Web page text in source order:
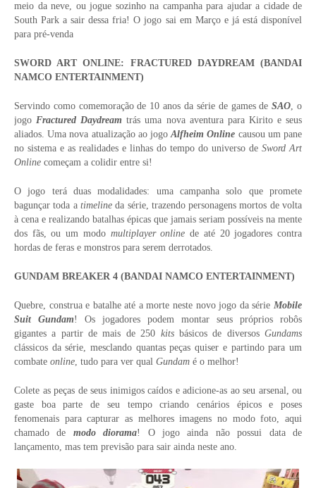
meio da neve, ou jogue sozinho na campanha para ajudar a cidade de
South Park a sair dessa fria! O jogo sai em Março e já está disponível
para pré-venda
SWORD ART ONLINE: FRACTURED DAYDREAM (BANDAI
NAMCO ENTERTAINMENT)
Servindo como comemoração de 10 anos da série de games deSAO, o
jogoFractured Daydream trás uma nova aventura para Kirito e seus
aliados. Uma nova atualização ao jogoAlfheim Online causou um pane
no sistema e as realidades e linhas do tempo do universo de Sword Art
Online começam a colidir entre si!
O jogo terá duas modalidades: uma campanha solo que promete
bagunçar toda a timelineda série, trazendo personagens mortos de volta
à cena e realizando batalhas épicas que jamais seriam possíveis na mente
dos fãs, ou um modo multiplayer onlinede até 20 jogadores contra
hordas de feras e monstros para serem derrotados.
GUNDAM BREAKER 4 (BANDAI NAMCO ENTERTAINMENT)
Quebre, construa e batalhe até a morte neste novo jogo da série Mobile
Suit Gundam! Os jogadores podem montar seus próprios robôs
gigantes a partir de mais de 250 kitsbásicos de diversosGundams
clássicos da série, mesclando quantas peças quiser e partindo para um
combate online, tudo para ver qual Gundam é o melhor!
Colete as peças de seus inimigos caídos e adicione-as ao seu arsenal, ou
gaste boa parte de seu tempo criando cenários épicos e poses
fenomenais para capturar as melhores imagens no modo foto, aqui
chamado de modo diorama! O jogo ainda não possui data de
lançamento, mas tem previsão para sair ainda neste ano.